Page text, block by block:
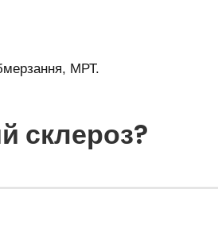
МРТ.
склероз?